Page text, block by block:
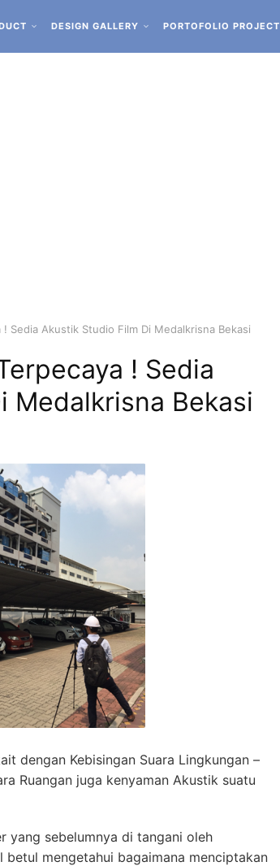
DESIGN GALLERY PORTOFOLIO PROJECT
Sedia Akustik Studio Film Di Medalkrisna Bekasi
! Sedia
Medalkrisna Bekasi
dengan Kebisingan Suara Lingkungan –
Ruangan juga kenyaman Akustik suatu
yang sebelumnya di tangani oleh
mengetahui bagaimana menciptakan